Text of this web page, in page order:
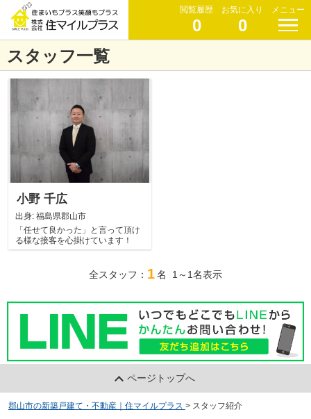
閲覧履歴
0
お気に入り
0
メニュー
スタッフ一覧
小野 千広
出身: 福島県郡山市
「任せて良かった」と言って頂け
る様な接客を心掛けています！
全スタッフ： 1名 1～1名表示
ページトップへ
郡山市の新築戸建て・不動産｜住マイルプラス > スタッフ紹介